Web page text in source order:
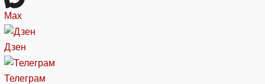
Max
Дзен
Телеграм